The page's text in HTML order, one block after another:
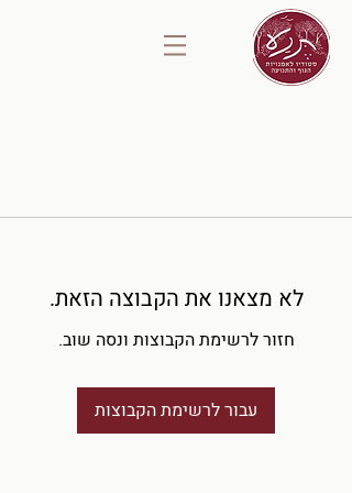
לא מצאנו את הקבוצה הזאת.
חזור לרשימת הקבוצות ונסה שוב.
עבור לרשימת הקבוצות